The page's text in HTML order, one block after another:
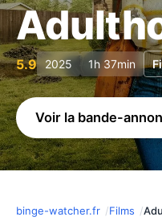
5.9 2025 1h 37min
Voir la bande-
binge-watcher.fr Films